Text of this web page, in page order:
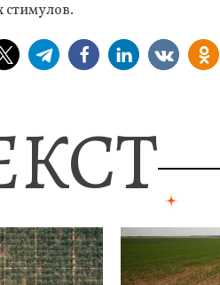
стимулов.